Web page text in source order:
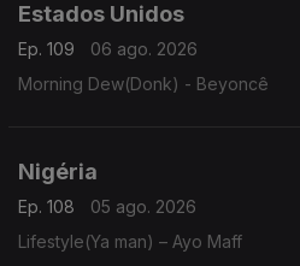
Estados Unidos
Ep. 109
06 ago. 2026
Morning Dew(Donk) - Beyoncê
Nigéria
Ep. 108
05 ago. 2026
Lifestyle(Ya man) – Ayo Maff